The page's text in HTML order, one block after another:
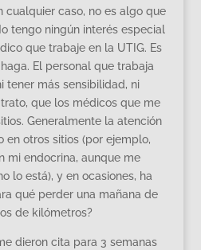
cualquier caso, no es algo que
tengo ningún interés especial
que trabaje en la UTIG. Es
El personal que trabaja
tener más sensibilidad, ni
que los médicos que me
Generalmente la atención
en otros sitios (por ejemplo,
mi endocrina, aunque me
lo está), y en ocasiones, ha
qué perder una mañana de
de kilómetros?
dieron cita para 3 semanas